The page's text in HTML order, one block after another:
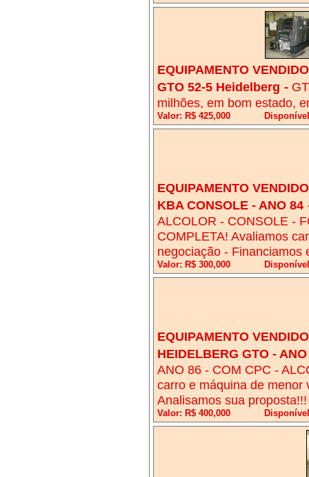
EQUIPAMENTO
GTO 52-5 Heidelberg -
milhões, em bom estado,
Valor: R$ 425,000
EQUIPAMENTO
KBA CONSOLE - ANO 84
ALCOLOR - CONSOLE -
COMPLETA! Avaliamos
negociação - Financiamos
Valor: R$ 300,000
EQUIPAMENTO
HEIDELBERG GTO -
ANO 86 - COM CPC -
carro e máquina de menor
Analisamos sua proposta!!!
Valor: R$ 400,000